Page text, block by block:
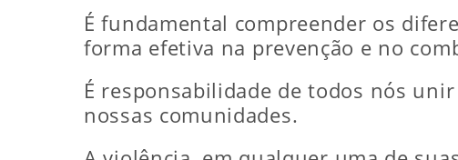
É fundamental compreender os
forma efetiva na prevenção e no
É responsabilidade de todos nós
nossas comunidades.